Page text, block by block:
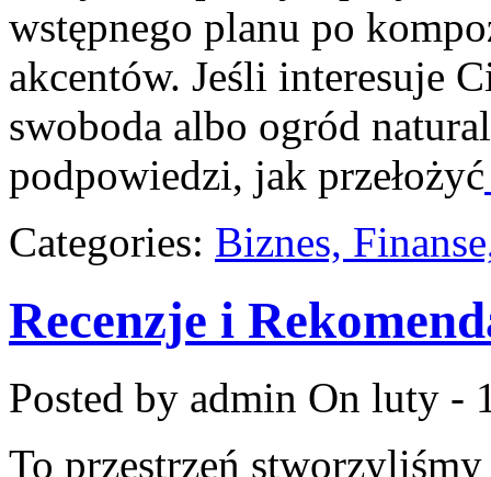
wstępnego planu po
akcentów. Jeśli interesuje
swoboda albo ogród
podpowiedzi, jak przełożyć
Categories: Biznes,
Recenzje i
Posted by admin On luty -
To przestrzeń